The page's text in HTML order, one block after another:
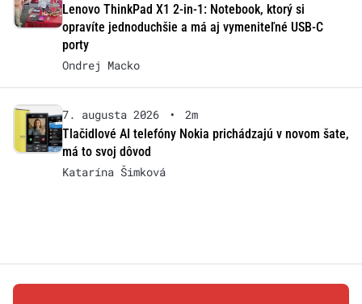
Lenovo ThinkPad X1 2-in-1: Notebook, ktorý si
opravíte jednoduchšie a má aj vymeniteľné USB-C
porty
Ondrej Macko
7. augusta 2026 •
2m
Tlačidlové AI telefóny Nokia prichádzajú v novom šate,
má to svoj dôvod
Katarína Šimková